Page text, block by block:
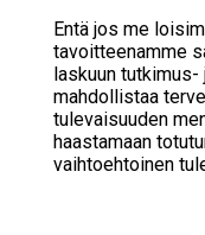
Entä jos me
tavoitteenamme
laskuun
mahdollistaa
tulevaisuuden
haastamaan
vaihtoehtoinen